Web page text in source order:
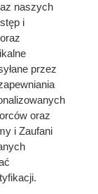
kaw
cenie.
oferty
naszych
i
przez
oraz
i Zaufani